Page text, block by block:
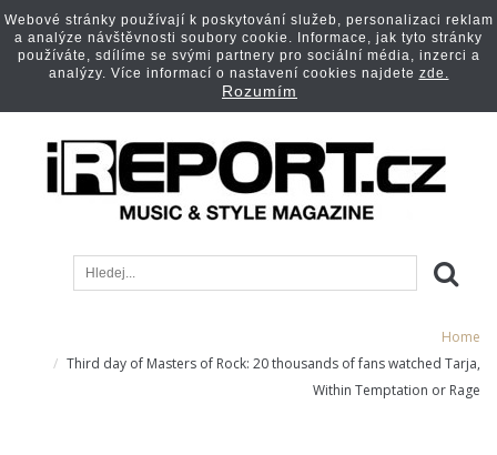
Home
Third day of Masters of Rock: 20 thousands of fans watched Tarja,
Within Temptation or Rage
Webové stránky používají k poskytování služeb, personalizaci reklam
a analýze návštěvnosti soubory cookie. Informace, jak tyto stránky
používáte, sdílíme se svými partnery pro sociální média, inzerci a
analýzy. Více informací o nastavení cookies najdete zde.
Rozumím